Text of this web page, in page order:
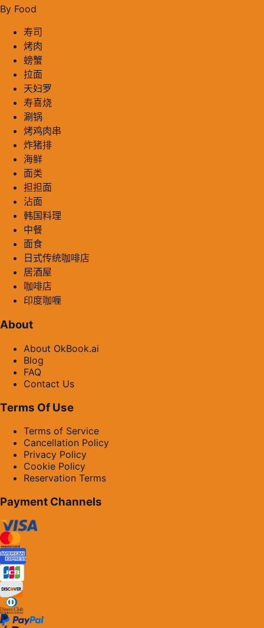
By Food
寿司
烤肉
螃蟹
拉面
天妇罗
寿喜烧
涮锅
烤鸡肉串
炸猪排
海鲜
面类
担担面
沾面
韩国料理
中餐
面食
日式传统咖啡店
居酒屋
咖啡店
印度咖喱
About
About OkBook.ai
Blog
FAQ
Contact Us
Terms Of Use
Terms of Service
Cancellation Policy
Privacy Policy
Cookie Policy
Reservation Terms
Payment Channels